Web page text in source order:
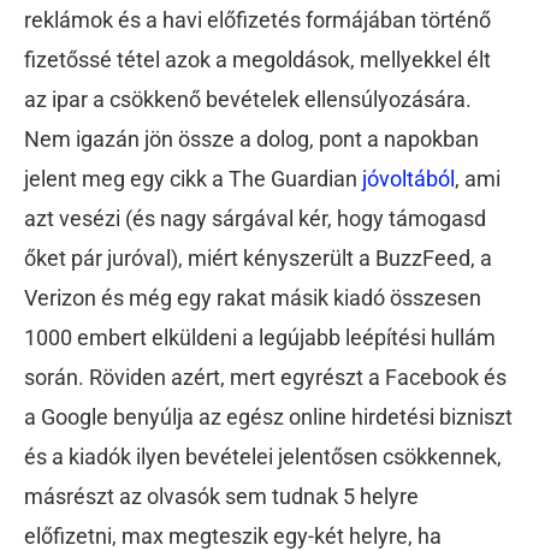
reklámok és a havi előfizetés formájában történő
fizetőssé tétel azok a megoldások, mellyekkel élt
az ipar a csökkenő bevételek ellensúlyozására.
Nem igazán jön össze a dolog, pont a napokban
jelent meg egy cikk a The Guardian jóvoltából , ami
azt vesézi (és nagy sárgával kér, hogy támogasd
őket pár juróval), miért kényszerült a BuzzFeed, a
Verizon és még egy rakat másik kiadó összesen
1000 embert elküldeni a legújabb leépítési hullám
során. Röviden azért, mert egyrészt a Facebook és
a Google benyúlja az egész online hirdetési bizniszt
és a kiadók ilyen bevételei jelentősen csökkennek,
másrészt az olvasók sem tudnak 5 helyre
előfizetni, max megteszik egy-két helyre, ha